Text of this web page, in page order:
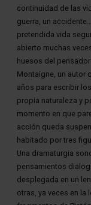
continuidad de las
guerra, un
pretendida vida
abierto muchas
huesos del
Montaigne, un autor
años para escribir
propia naturaleza y
momento en que
acción queda
habitado por tres
Una dramaturgia
pensamientos
desplegada en un
otras, ya veces en la